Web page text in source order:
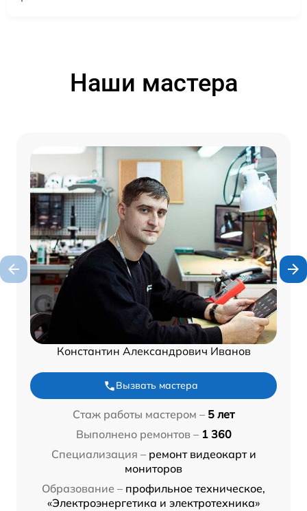
Наши мастера
Константин Александрович Иванов
Вызвать мастера
Стаж работы мастером – 5 лет
Выполнено ремонтов – 1 360
Специализация – ремонт видеокарт и
мониторов
Образование – профильное техническое,
«Электроэнергетика и электротехника»